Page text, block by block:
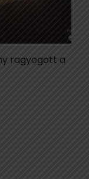
ragyogott a